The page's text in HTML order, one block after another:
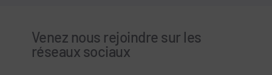
Venez nous rejoindre sur les
réseaux sociaux